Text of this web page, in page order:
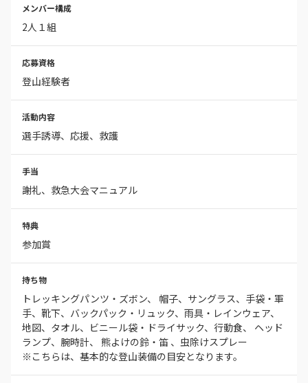
メンバー構成
2人１組
応募資格
登山経験者
活動内容
選手誘導、応援、救護
手当
謝礼、救急大会マニュアル
特典
参加賞
持ち物
トレッキングパンツ・ズボン、 帽子、サングラス、手袋・軍
手、靴下、バックパック・リュック、雨具・レインウェア、
地図、タオル、ビニール袋・ドライサック、行動食、 ヘッド
ランプ、腕時計、 熊よけの鈴・笛 、虫除けスプレー
※こちらは、基本的な登山装備の目安となります。